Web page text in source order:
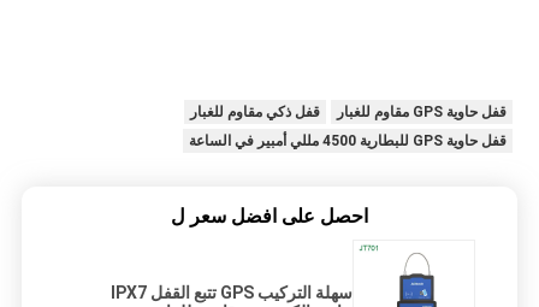
قفل حاوية GPS مقاوم للغبار
قفل ذكي مقاوم للغبار
قفل حاوية GPS للبطارية 4500 مللي أمبير في الساعة
احصل على افضل سعر ل
سهلة التركيب GPS تتبع القفل IPX7